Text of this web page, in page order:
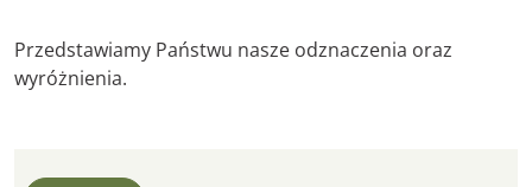
Przedstawiamy Państwu nasze odznaczenia oraz
wyróżnienia.